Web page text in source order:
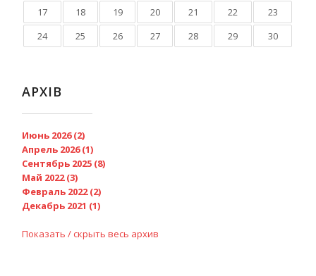
17
18 19 20 21 22
23
24
25 26 27 28 29 30
АРХІВ
Июнь 2026 (2)
Апрель 2026 (1)
Сентябрь 2025 (8)
Май 2022 (3)
Февраль 2022 (2)
Декабрь 2021 (1)
Показать / скрыть весь архив